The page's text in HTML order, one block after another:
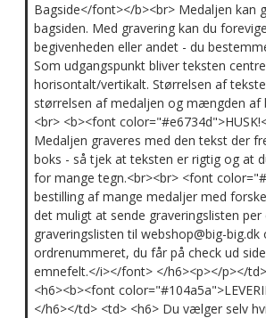
Bagside</font></b><br> Medaljen kan
bagsiden. Med gravering kan du
begivenheden eller andet - du
Som udgangspunkt bliver teksten
horisontalt/vertikalt. Størrelsen af
størrelsen af medaljen og mængden af
<br> <b><font
Medaljen graveres med den tekst der
boks - så tjek at teksten er rigtig og at
for mange tegn.<br><br> <font
bestilling af mange medaljer med
det muligt at sende graveringslisten per
graveringslisten til webshop@big-big.dk
ordrenummeret, du får på check ud
emnefelt.</i></font> </h6><p></p></
<h6><b><font
</h6></td> <td> <h6> Du vælger selv